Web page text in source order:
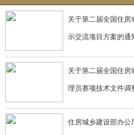
关于第二届全国住房
示交流项目方案的通
关于第二届全国住
理员赛项技术文件调
住房城乡建设部办公